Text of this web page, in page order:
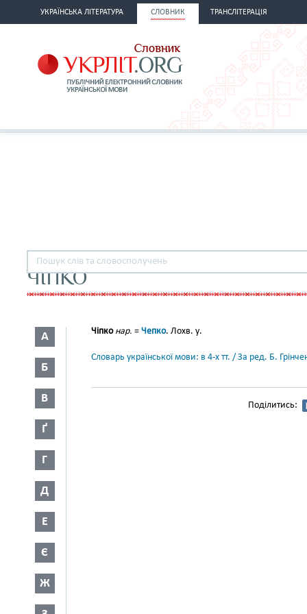
УКРАЇНСЬКА ЛІТЕРАТУРА СЛОВНИК ТРАНСЛІТЕРАЦІЯ
ЧІПКО
А
Б
В
Ґ
Г
Д
Е
Є
Ж
Чіпко нар. = Чепко. Лохв. у.
Словарь української мови: в 4-х тт. / За ред. Б.
Поділитись: